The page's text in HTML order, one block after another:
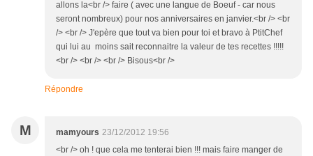
allons la<br /> faire ( avec une langue de Boeuf - car nous
seront nombreux) pour nos anniversaires en janvier.<br /> <br
/> <br /> J'epère que tout va bien pour toi et bravo à PtitChef
qui lui au moins sait reconnaitre la valeur de tes recettes !!!!!
<br /> <br /> <br /> Bisous<br />
Répondre
M mamyours 23/12/2012 19:56
<br /> oh ! que cela me tenterai bien !!! mais faire manger de